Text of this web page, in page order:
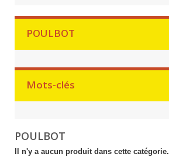
POULBOT
Mots-clés
POULBOT
Il n'y a aucun produit dans cette catégorie.